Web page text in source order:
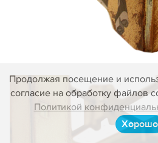
Продолжая посещение и
согласие на обработку файлов
Политикой
Хорошо